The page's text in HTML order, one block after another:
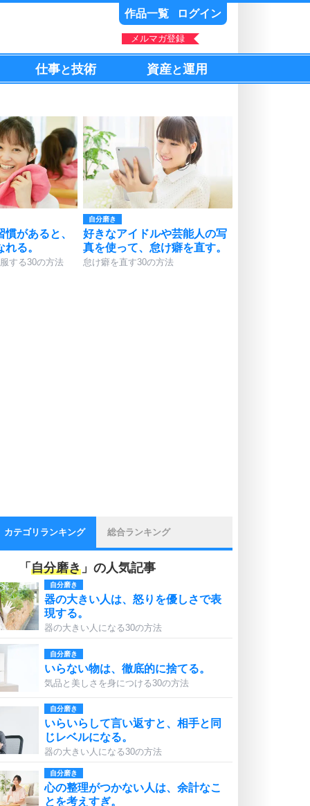
作品一覧 ログイン
メルマガ登録
仕事と技術 資産と運用
があると、
る。
する30の方法
自分磨き
好きなアイドルや芸能人の写
真を使って、怠け癖を直す。
怠け癖を直す30の方法
カテゴリランキング 総合ランキング
「 自分磨き 」の人気記事
自分磨き
器の大きい人は、怒りを優しさで表
現する。
器の大きい人になる30の方法
自分磨き
いらない物は、徹底的に捨てる。
気品と美しさを身につける30の方法
自分磨き
いらいらして言い返すと、相手と同
じレベルになる。
器の大きい人になる30の方法
自分磨き
心の整理がつかない人は、余計なこ
とを考えすぎ。